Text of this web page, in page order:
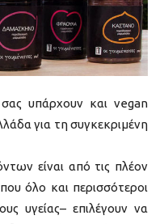
υπάρχουν και vegan
για τη συγκεκριμένη
είναι από τις πλέον
όλο και περισσότεροι
υγείας– επιλέγουν να